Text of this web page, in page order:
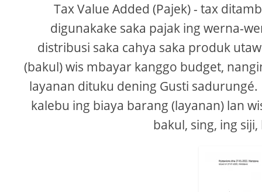
Tax Value Added (Pajek) - tax
digunakake saka pajak ing werna-
distribusi saka cahya saka produk
(bakul) wis mbayar kanggo budget,
layanan dituku dening Gusti
kalebu ing biaya barang (layanan) lan
bakul, sing, ing